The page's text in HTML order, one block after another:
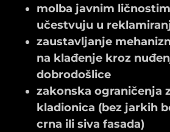
molba javnim
učestvuju u
zaustavljanje
na klađenje kroz
dobrodošlice
zakonska ograničenja
kladionica (bez jarkih
crna ili siva fasada)